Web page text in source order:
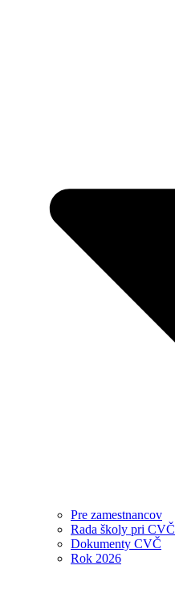
Pre zamestnancov
Rada školy pri CVČ
Dokumenty CVČ
Rok 2026